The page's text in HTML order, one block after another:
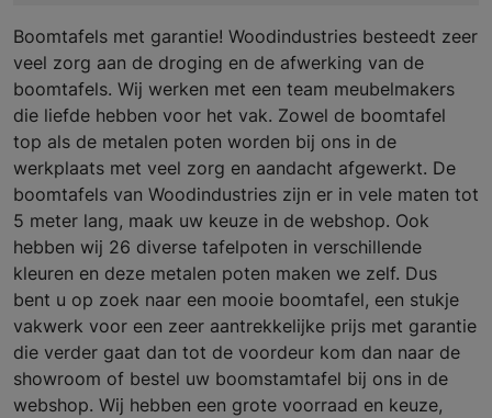
Boomtafels met garantie! Woodindustries besteedt zeer
veel zorg aan de droging en de afwerking van de
boomtafels. Wij werken met een team meubelmakers
die liefde hebben voor het vak. Zowel de boomtafel
top als de metalen poten worden bij ons in de
werkplaats met veel zorg en aandacht afgewerkt. De
boomtafels van Woodindustries zijn er in vele maten tot
5 meter lang, maak uw keuze in de webshop. Ook
hebben wij 26 diverse tafelpoten in verschillende
kleuren en deze metalen poten maken we zelf. Dus
bent u op zoek naar een mooie boomtafel, een stukje
vakwerk voor een zeer aantrekkelijke prijs met garantie
die verder gaat dan tot de voordeur kom dan naar de
showroom of bestel uw boomstamtafel bij ons in de
webshop. Wij hebben een grote voorraad en keuze,